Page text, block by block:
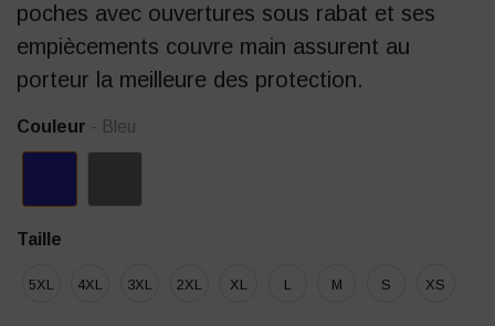
poches avec ouvertures sous rabat et ses
empiècements couvre main assurent au
porteur la meilleure des protection.
Couleur - Bleu
Taille
5XL 4XL 3XL 2XL XL L M S XS